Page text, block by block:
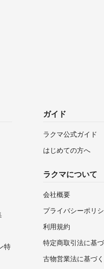
特
ガイド
ラクマ公式ガイド
はじめての方へ
ラクマについて
会社概要
プライバシーポリ
利用規約
特定商取引法に基
古物営業法に基づ